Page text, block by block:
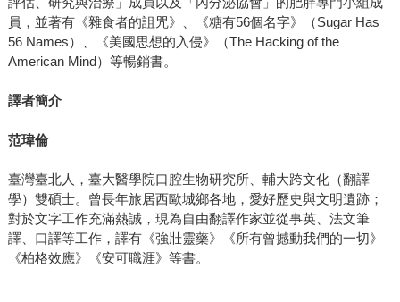
員，並著有《雜食者的詛咒》、《糖有56個名字》（Sugar Has
56 Names）、《美國思想的入侵》（The Hacking of the
American Mind）等暢銷書。
譯者簡介
范瑋倫
臺灣臺北人，臺大醫學院口腔生物研究所、輔大跨文化（翻譯
學）雙碩士。曾長年旅居西歐城鄉各地，愛好歷史與文明遺跡；
對於文字工作充滿熱誠，現為自由翻譯作家並從事英、法文筆
譯、口譯等工作，譯有《強壯靈藥》《所有曾撼動我們的一切》
《柏格效應》《安可職涯》等書。